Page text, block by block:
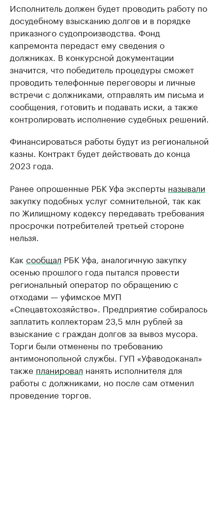
Исполнитель должен будет проводить работу по
досудебному взысканию долгов и в порядке
приказного судопроизводства. Фонд
капремонта передаст ему сведения о
должниках. В конкурсной документации
значится, что победитель процедуры сможет
проводить телефонные переговоры и личные
встречи с должниками, отправлять им письма и
сообщения, готовить и подавать иски, а также
контролировать исполнение судебных решений.
Финансироваться работы будут из региональной
казны. Контракт будет действовать до конца
2023 года.
Ранее опрошенные РБК Уфа эксперты называли
закупку подобных услуг сомнительной, так как
по Жилищному кодексу передавать требования
просрочки потребителей третьей стороне
нельзя.
Как сообщал РБК Уфа, аналогичную закупку
осенью прошлого года пытался провести
региональный оператор по обращению с
отходами — уфимское МУП
«Спецавтохозяйство». Предприятие собиралось
заплатить коллекторам 23,5 млн рублей за
взыскание с граждан долгов за вывоз мусора.
Торги были отменены по требованию
антимонопольной службы. ГУП «Уфаводоканал»
также планировал нанять исполнителя для
работы с должниками, но после сам отменил
проведение торгов.